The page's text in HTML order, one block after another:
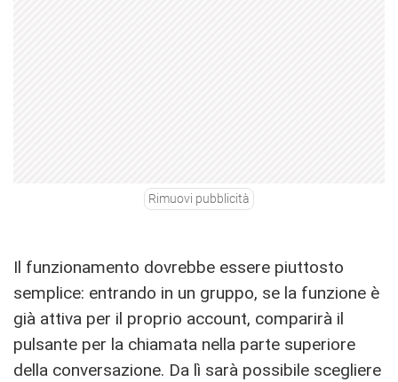
Rimuovi pubblicità
Il funzionamento dovrebbe essere piuttosto
semplice: entrando in un gruppo, se la funzione è
già attiva per il proprio account, comparirà il
pulsante per la chiamata nella parte superiore
della conversazione. Da lì sarà possibile scegliere